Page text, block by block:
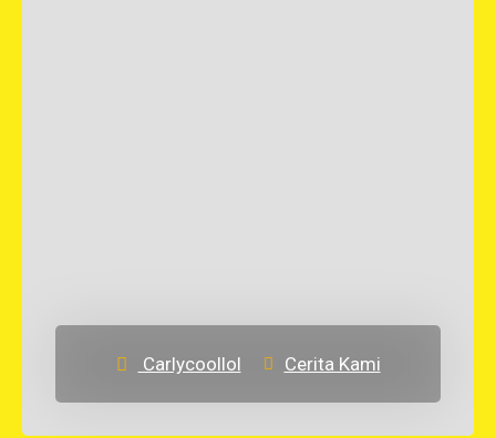
Carlycoollol Cerita Kami